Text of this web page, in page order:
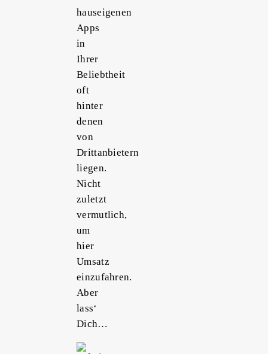
hauseigenen
Apps
in
Ihrer
Beliebtheit
oft
hinter
denen
von
Drittanbietern
liegen.
Nicht
zuletzt
vermutlich,
um
hier
Umsatz
einzufahren.
Aber
lass‘
Dich…